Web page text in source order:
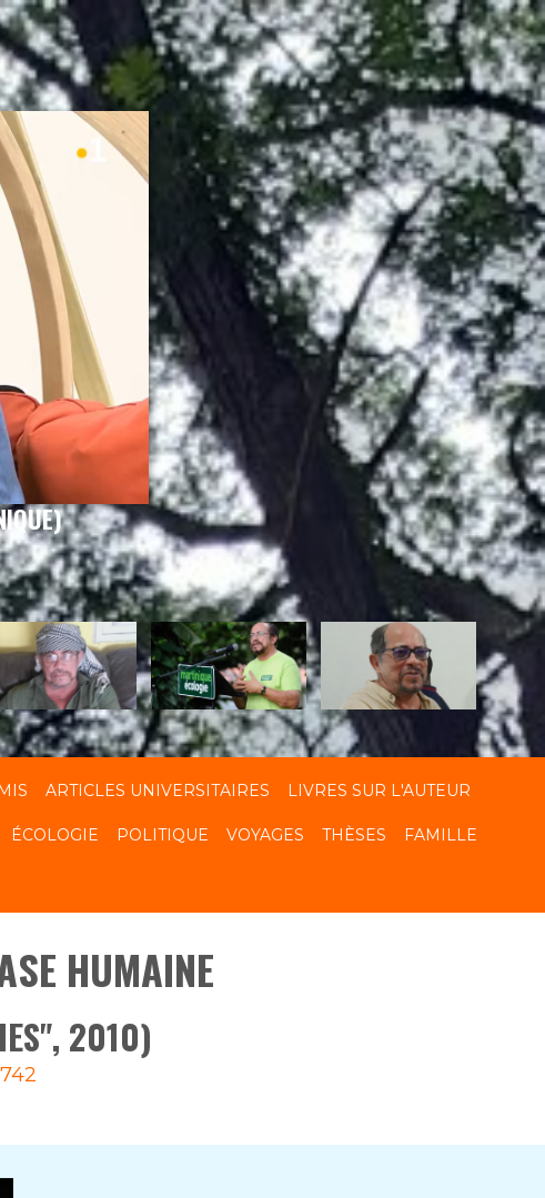
ARTICLES UNIVERSITAIRES LIVRES SUR L'AUTEUR
ÉCOLOGIE POLITIQUE VOYAGES THÈSES FAMILLE
HUMAINE
2010)